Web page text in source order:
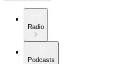
Radio
Podcasts